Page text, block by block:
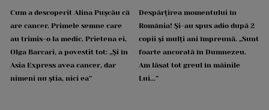
Cum a descoperit Alina Pușcău că
are cancer. Primele semne care
au trimis-o la medic. Prietena ei,
Olga Barcari, a povestit tot: „Și în
Asia Express avea cancer, dar
nimeni nu știa, nici ea”
Despărțirea momentului în
România! Și-au spus adio după 2
copii și mulți ani împreună. „Sunt
foarte ancorată în Dumnezeu.
Am lăsat tot greul în mâinile
Lui...”